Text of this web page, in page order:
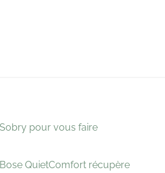
pour vous faire
QuietComfort récupère